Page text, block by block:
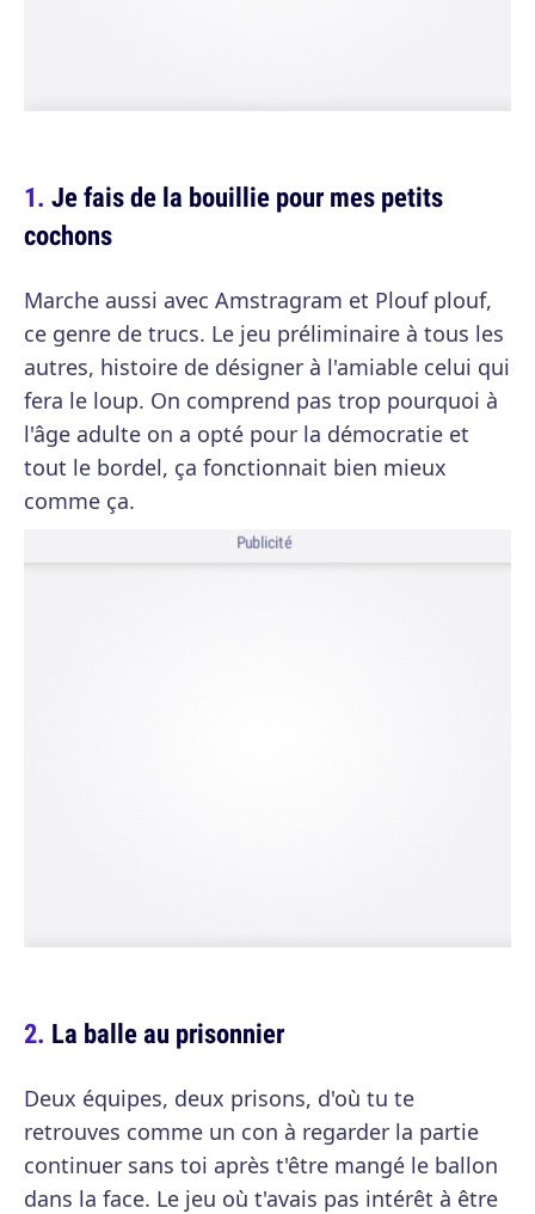
Je fais de la bouillie pour mes petits
cochons
Marche aussi avec Amstragram et Plouf plouf,
ce genre de trucs. Le jeu préliminaire à tous les
autres, histoire de désigner à l'amiable celui qui
fera le loup. On comprend pas trop pourquoi à
l'âge adulte on a opté pour la démocratie et
tout le bordel, ça fonctionnait bien mieux
comme ça.
Publicité
La balle au prisonnier
Deux équipes, deux prisons, d'où tu te
retrouves comme un con à regarder la partie
continuer sans toi après t'être mangé le ballon
dans la face. Le jeu où t'avais pas intérêt à être